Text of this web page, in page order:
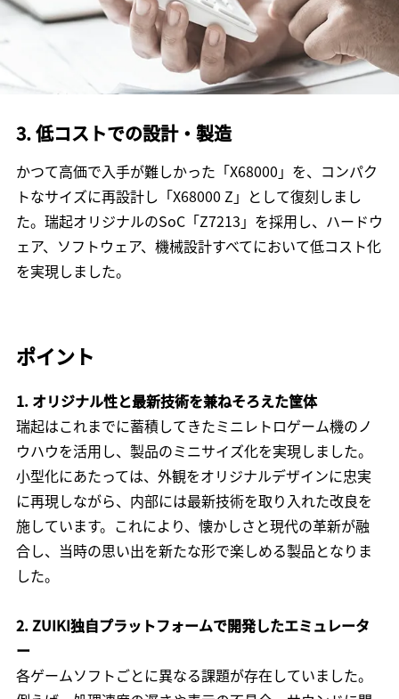
3. 低コストでの設計・製造
かつて高価で入手が難しかった「X68000」を、コンパク
トなサイズに再設計し「X68000 Z」として復刻しまし
た。瑞起オリジナルのSoC「Z7213」を採用し、ハードウ
ェア、ソフトウェア、機械設計すべてにおいて低コスト化
を実現しました。
ポイント
1. オリジナル性と最新技術を兼ねそろえた筐体
瑞起はこれまでに蓄積してきたミニレトロゲーム機のノ
ウハウを活用し、製品のミニサイズ化を実現しました。
小型化にあたっては、外観をオリジナルデザインに忠実
に再現しながら、内部には最新技術を取り入れた改良を
施しています。これにより、懐かしさと現代の革新が融
合し、当時の思い出を新たな形で楽しめる製品となりま
した。
2. ZUIKI独自プラットフォームで開発したエミュレータ
ー
各ゲームソフトごとに異なる課題が存在していました。